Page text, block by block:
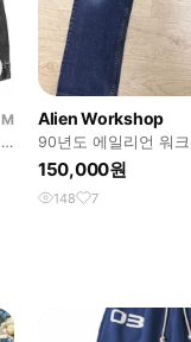
M
Alien Workshop
90년도 에일리언 워
U.S.A
150,000원
148 7